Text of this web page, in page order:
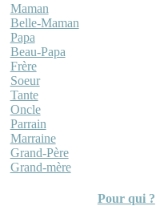
Maman
Belle-Maman
Papa
Beau-Papa
Frère
Soeur
Tante
Oncle
Parrain
Marraine
Grand-Père
Grand-mère
Pour qui ?